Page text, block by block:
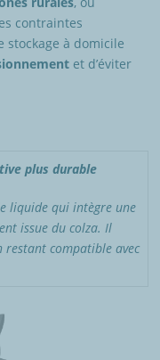
contraintes
à domicile
et d’éviter
plus durable
liquide qui intègre une
issue du colza. Il
restant compatible avec